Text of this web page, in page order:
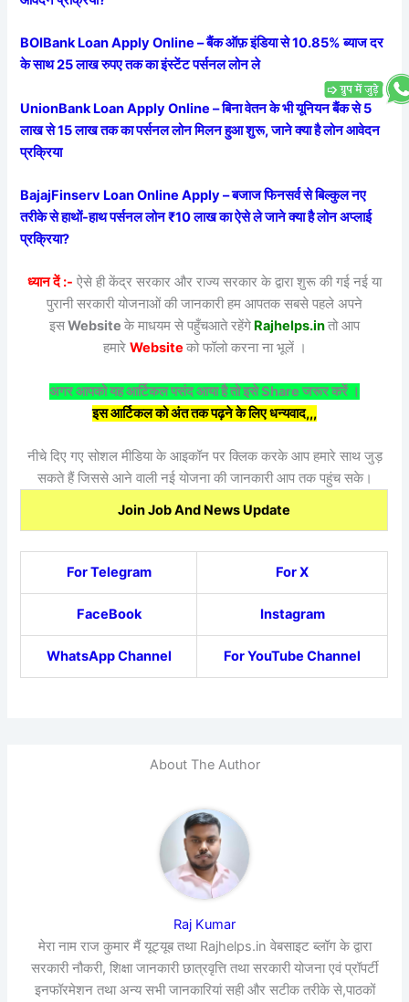
BOIBank Loan Apply Online – बैंक ऑफ़ इंडिया से 10.85% ब्याज दर
के साथ 25 लाख रुपए तक का इंस्टेंट पर्सनल लोन ले
UnionBank Loan Apply Online – बिना वेतन के भी यूनियन बैंक से 5
लाख से 15 लाख तक का पर्सनल लोन मिलन हुआ शुरू, जाने क्या है लोन आवेदन
प्रक्रिया
BajajFinserv Loan Online Apply – बजाज फिनसर्व से बिल्कुल नए
तरीके से हाथों-हाथ पर्सनल लोन ₹10 लाख का ऐसे ले जाने क्या है लोन अप्लाई
प्रक्रिया?
ध्यान दें :- ऐसे ही केंद्र सरकार और राज्य सरकार के द्वारा शुरू की गई नई या
पुरानी सरकारी योजनाओं की जानकारी हम आपतक सबसे पहले अपने
इसWebsite के माधयम से पहुँचआते रहेंगे Rajhelps.inतो आप
हमारे Website को फॉलो करना ना भूलें ।
अगर आपको यह आर्टिकल पसंद आया है तो इसे Share जरूर करें ।
इस आर्टिकल को अंत तक पढ़ने के लिए धन्यवाद,,,
नीचे दिए गए सोशल मीडिया के आइकॉन पर क्लिक करके आप हमारे साथ जुड़
सकते हैं जिससे आने वाली नई योजना की जानकारी आप तक पहुंच सके।
Join Job And News Update
For Telegram For X
FaceBook Instagram
WhatsApp Channel For YouTube Channel
About The Author
Raj Kumar
मेरा नाम राज कुमार मैं यूट्यूब तथा Rajhelps.in वेबसाइट ब्लॉग के द्वारा
सरकारी नौकरी, शिक्षा जानकारी छात्रवृत्ति तथा सरकारी योजना एवं प्रॉपर्टी
इनफॉरमेशन तथा अन्य सभी जानकारियां सही और सटीक तरीके से,पाठकों